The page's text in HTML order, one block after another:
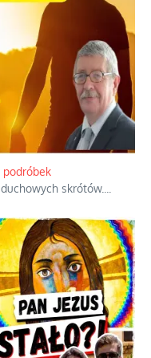
podróbek
skrótów.